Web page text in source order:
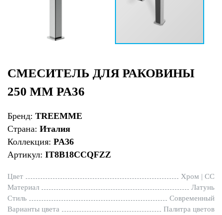
СМЕСИТЕЛЬ ДЛЯ РАКОВИНЫ
250 ММ PA36
Бренд: TREEMME
Страна: Италия
Коллекция: PA36
Артикул: IT8B18CCQFZZ
Цвет
Хром | CC
Материал
Латунь
Стиль
Современный
Варианты цвета
Палитра цветов